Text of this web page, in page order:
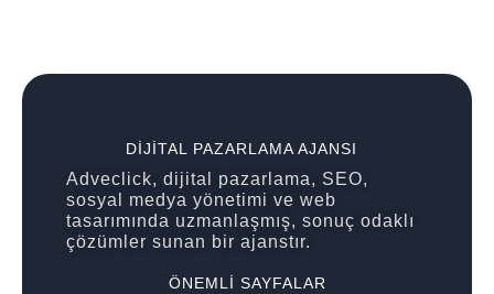
DIJITAL PAZARLAMA AJANSI
Adveclick, dijital pazarlama, SEO,
sosyal medya yönetimi ve web
tasarımında uzmanlaşmış, sonuç odaklı
çözümler sunan bir ajanstır.
ÖNEMLI SAYFALAR